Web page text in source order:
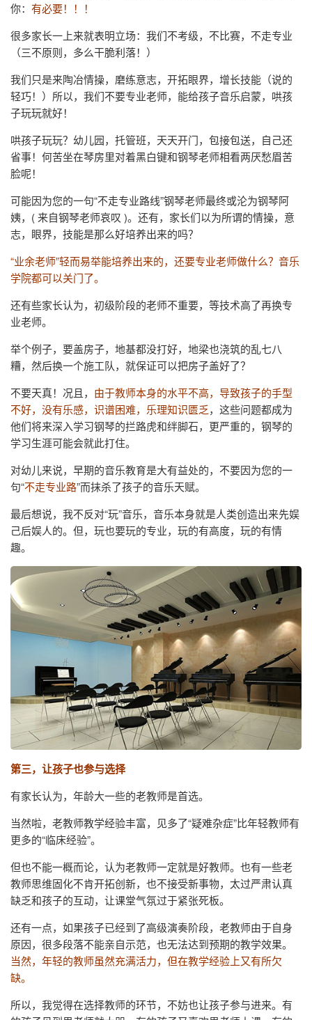
你： 有必要！！！
很多家长一上来就表明立场：我们不考级，不比赛，不走专业
（三不原则，多么干脆利落！）
我们只是来陶冶情操，磨练意志，开拓眼界，增长技能（说的
轻巧！）所以，我们不要专业老师，能给孩子音乐启蒙，哄孩
子玩玩就好！
哄孩子玩玩？幼儿园，托管班，天天开门，包接包送，自己还
省事！何苦坐在琴房里对着黑白键和钢琴老师相看两厌愁眉苦
脸呢！
可能因为您的一句“不走专业路线”钢琴老师最终或沦为钢琴阿
姨，( 来自钢琴老师哀叹 )。还有，家长们以为所谓的情操，意
志，眼界，技能是那么好培养出来的吗？
“业余老师”轻而易举能培养出来的，还要专业老师做什么？音乐
学院都可以关门了。
还有些家长认为，初级阶段的老师不重要，等技术高了再换专
业老师。
举个例子，要盖房子，地基都没打好，地梁也浇筑的乱七八
糟，然后换一个施工队，就保证可以把房子盖好了？
不要天真！况且， 由于教师本身的水平不高，导致孩子的手型
不好，没有乐感，识谱困难，乐理知识匮乏，这些问题都成为
他们将来深入学习钢琴的拦路虎和绊脚石，更严重的，钢琴的
学习生涯可能会就此打住。
对幼儿来说，早期的音乐教育是大有益处的，不要因为您的一
句“不走专业路”而抹杀了孩子的音乐天赋。
最后想说，我不反对“玩”音乐，音乐本身就是人类创造出来先娱
己后娱人的。但，玩也要玩的专业，玩的有高度，玩的有情
趣。
第三，让孩子也参与选择
有家长认为，年龄大一些的老教师是首选。
当然啦，老教师教学经验丰富，见多了“疑难杂症”比年轻教师有
更多的“临床经验”。
但也不能一概而论，认为老教师一定就是好教师。也有一些老
教师思维固化不肯开拓创新，也不接受新事物，太过严肃认真
缺乏和孩子的互动，让课堂气氛过于紧张死板。
还有一点，如果孩子已经到了高级演奏阶段，老教师由于自身
原因，很多段落不能亲自示范，也无法达到预期的教学效果。
当然，年轻的教师虽然充满活力，但在教学经验上又有所欠
缺。
所以，我觉得在选择教师的环节，不妨也让孩子参与进来。有